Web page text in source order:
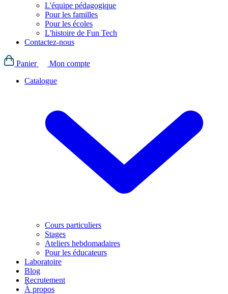
L'équipe pédagogique
Pour les familles
Pour les écoles
L'histoire de Fun Tech
Contactez-nous
Panier
Mon compte
Catalogue
Cours particuliers
Stages
Ateliers hebdomadaires
Pour les éducateurs
Laboratoire
Blog
Recrutement
À propos